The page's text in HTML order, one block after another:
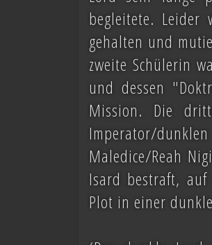
begleitete.
gehalten und
zweite Schülerin
und dessen
Mission. Die
Imperator/
Maledice/Reah
Isard bestraft,
Plot in einer